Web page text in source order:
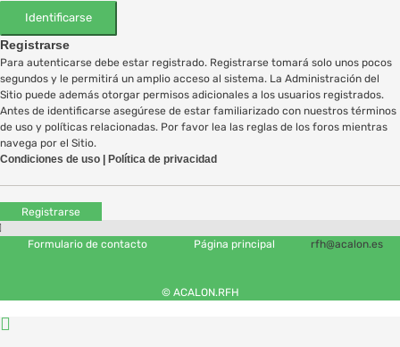
Registrarse
Para autenticarse debe estar registrado. Registrarse tomará solo unos pocos
segundos y le permitirá un amplio acceso al sistema. La Administración del
Sitio puede además otorgar permisos adicionales a los usuarios registrados.
Antes de identificarse asegúrese de estar familiarizado con nuestros términos
de uso y políticas relacionadas. Por favor lea las reglas de los foros mientras
navega por el Sitio.
Condiciones de uso | Política de privacidad
Registrarse
Formulario de contacto Página principal rfh@acalon.es
© ACALON.RFH